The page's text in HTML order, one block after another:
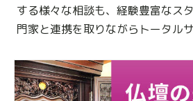
する様々な相談も、 経験豊富なス
門家と連携を取りながらトータル